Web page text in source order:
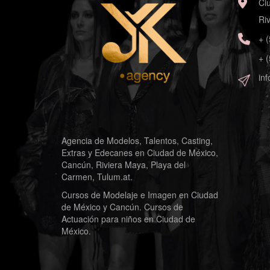
Agencia de Modelos, Talentos, Casting,
Extras y Edecanes en Ciudad de México,
Cancún, Riviera Maya, Playa del
Carmen, Tulum.at.
Cursos de Modelaje e Imagen en Ciudad
de México y Cancún. Cursos de
Actuación para niños en Ciudad de
México.
+
+